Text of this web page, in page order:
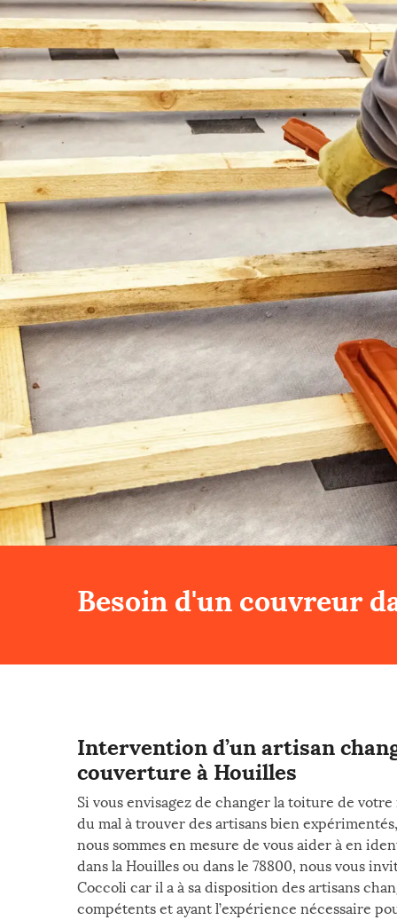
Besoin d'un couvreur
Intervention d’un artisan
couverture à Houilles
Si vous envisagez de changer la toiture de votre
du mal à trouver des artisans bien
nous sommes en mesure de vous aider à en
dans la Houilles ou dans le 78800, nous vous
Coccoli car il a à sa disposition des artisans
compétents et ayant l’expérience nécessaire